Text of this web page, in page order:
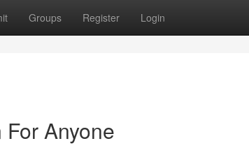
Groups Register Login
Anyone